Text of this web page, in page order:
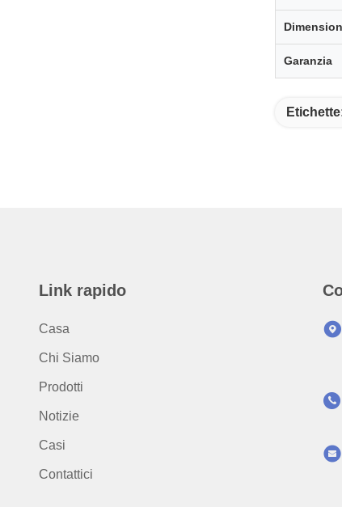
Garanzia
Link rapido
Casa
Chi Siamo
Prodotti
Notizie
Casi
Contattici